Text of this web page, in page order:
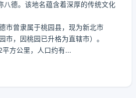
八德。该地名蕴含着深厚的传统文化
市曾隶属于桃园县，现为新北市
市，因桃园已升格为直辖市）。
平方公里，人口约有...